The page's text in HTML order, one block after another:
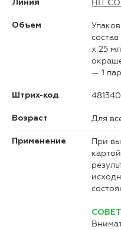
Линия HIT
Объем
х 25
— 1
Штрих-код
Возраст Для
Применение
При